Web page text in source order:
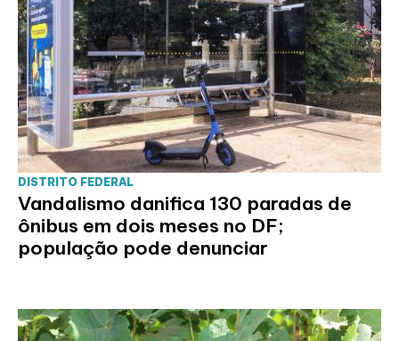
DISTRITO FEDERAL
Vandalismo danifica 130 paradas de
ônibus em dois meses no DF;
população pode denunciar